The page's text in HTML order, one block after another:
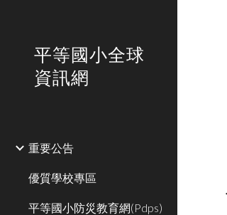
平等國小全球
資訊網
重要公告
優質學校專區
平等國小防災教育網(Pdps)